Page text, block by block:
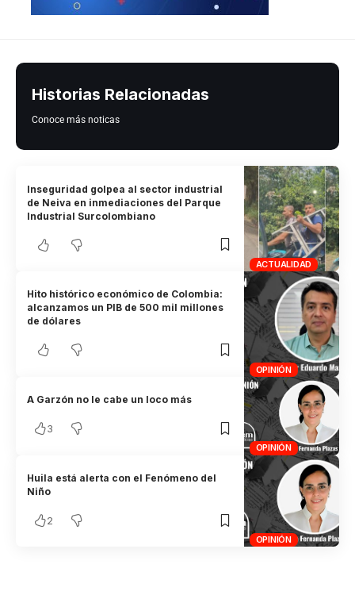
Historias Relacionadas
Conoce más noticas
ACTUALIDAD
Inseguridad golpea al sector industrial
de Neiva en inmediaciones del Parque
Industrial Surcolombiano
OPINIÓN
Hito histórico económico de Colombia:
alcanzamos un PIB de 500 mil millones
de dólares
OPINIÓN
A Garzón no le cabe un loco más
3
OPINIÓN
Huila está alerta con el Fenómeno del
Niño
2